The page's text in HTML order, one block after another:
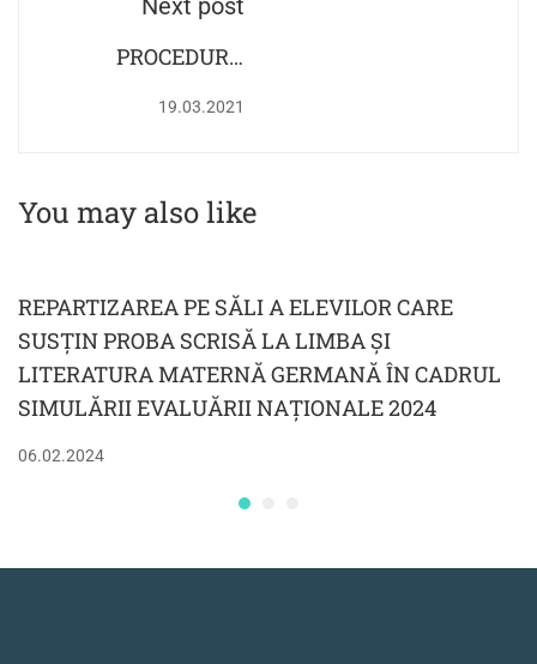
Next post
PROCEDURĂ
EVALUĂRII
DE LIMBA
GERMANĂ ÎN
VEDEREA
ÎNSCRIERII LA
CLASA
PREGĂTITOARE,
AN ŞCOLAR 2021 -
19.03.2021
You may also like
REPARTIZAREA PE SĂLI A ELEVILOR CARE
SUSȚIN PROBA SCRISĂ LA LIMBA ȘI
LITERATURA MATERNĂ GERMANĂ ÎN CADRUL
SIMULĂRII EVALUĂRII NAȚIONALE 2024
06.02.2024